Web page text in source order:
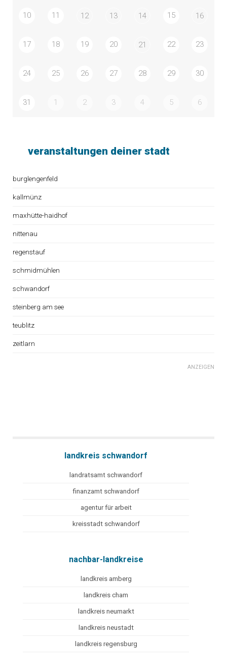
10 11 12 13 14 15 16
17 18 19 20 21 22 23
24 25 26 27 28 29 30
31 1 2 3 4 5 6
veranstaltungen deiner stadt
burglengenfeld
kallmünz
maxhütte-haidhof
nittenau
regenstauf
schmidmühlen
schwandorf
steinberg am see
teublitz
zeitlarn
ANZEIGEN
landkreis schwandorf
landratsamt schwandorf
finanzamt schwandorf
agentur für arbeit
kreisstadt schwandorf
nachbar-landkreise
landkreis amberg
landkreis cham
landkreis neumarkt
landkreis neustadt
landkreis regensburg